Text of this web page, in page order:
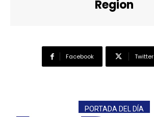
Region
Facebook Twitter
PORTADA DEL DÍA